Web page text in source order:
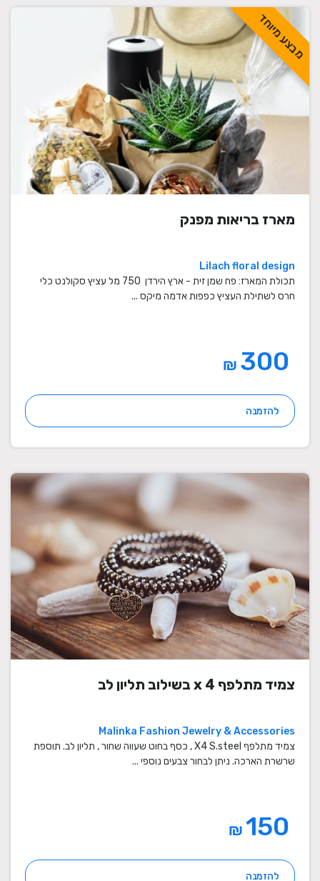
מבצע מיוחד
מארז בריאות מפנק
Lilach floral design
תכולת המארז: פח שמן זית - ארץ הירדן 750 מל עציץ סקולנט כלי
חרס לשתילת העציץ כפפות אדמה מיקס ...
₪
להזמנה
צמיד מתלפף x 4 בשילוב תליון לב
Malinka Fashion Jewelry & Accessories
צמיד מתלפף X4 S.steel , כסף בחוט שעווה שחור , תליון לב. תוספת
שרשרת הארכה. ניתן לבחור צבעים נוספי ...
₪
להזמנה